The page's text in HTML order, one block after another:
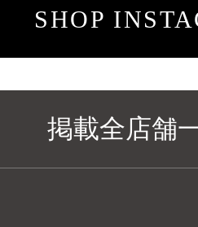
SHOP
掲載全店舗